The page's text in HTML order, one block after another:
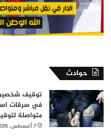
حوادث
توقيف شخصين
في سرقات
متواصلة
7 أغسطس، 2026